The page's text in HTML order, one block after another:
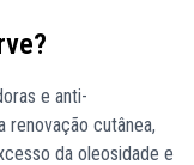
e anti-
renovação cutânea,
da oleosidade e